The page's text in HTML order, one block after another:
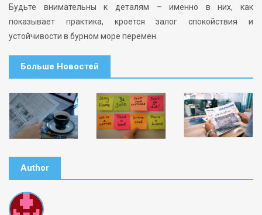
Будьте внимательны к деталям – именно в них, как
показывает практика, кроется залог спокойствия и
устойчивости в бурном море перемен.
Больше Новостей
Author